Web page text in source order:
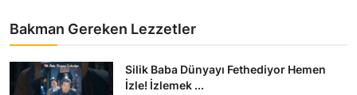
Bakman Gereken Lezzetler
Silik Baba Dünyayı Fethediyor Hemen
İzle! İzlemek ...